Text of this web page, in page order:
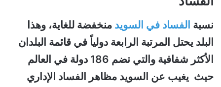
نسبة الفساد في السويد منخفضة للغاية، وهذا
البلد يحتل المرتبة الرابعة دولياً في قائمة البلدان
الأكثر شفافية والتي تضم 186 دولة في العالم
حيث يغيب عن السويد مظاهر الفساد الإداري